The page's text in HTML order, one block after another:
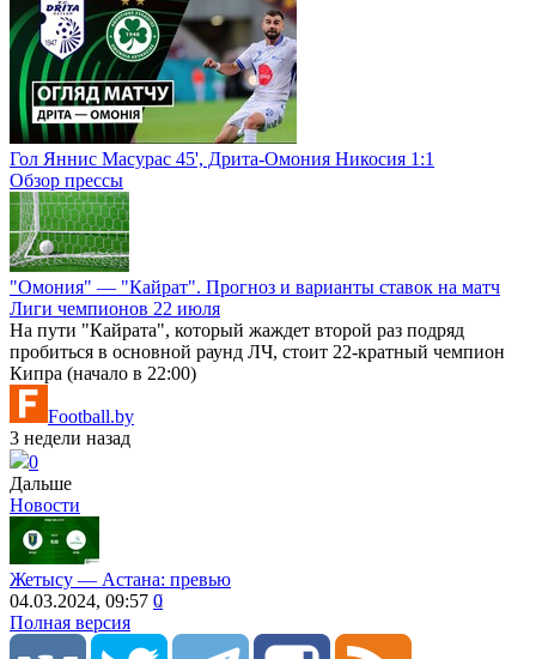
Гол Яннис Масурас 45', Дрита-Омония Никосия 1:1
Обзор прессы
"Омония" — "Кайрат". Прогноз и варианты ставок на матч
Лиги чемпионов 22 июля
На пути "Кайрата", который жаждет второй раз подряд
пробиться в основной раунд ЛЧ, стоит 22-кратный чемпион
Кипра (начало в 22:00)
Football.by
3 недели назад
0
Дальше
Новости
Жетысу ― Астана: превью
04.03.2024, 09:57 0
Полная версия